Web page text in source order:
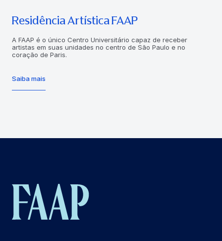
Residência Artística FAAP
A FAAP é o único Centro Universitário capaz de receber
artistas em suas unidades no centro de São Paulo e no
coração de Paris.
Saiba mais